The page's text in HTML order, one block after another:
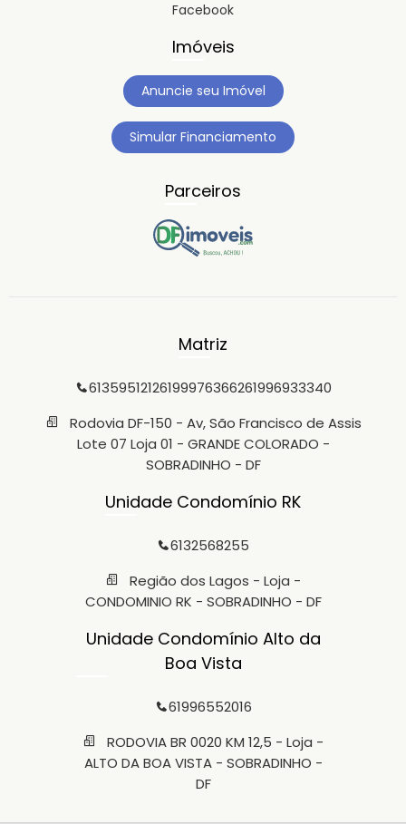
Facebook
Imóveis
Anuncie seu Imóvel
Simular Financiamento
Parceiros
Matriz
61359512126199976366261996933340
Rodovia DF-150 - Av, São Francisco de Assis
Lote 07 Loja 01 - GRANDE COLORADO -
SOBRADINHO - DF
Unidade Condomínio RK
6132568255
Região dos Lagos - Loja -
CONDOMINIO RK - SOBRADINHO - DF
Unidade Condomínio Alto da
Boa Vista
61996552016
RODOVIA BR 0020 KM 12,5 - Loja -
ALTO DA BOA VISTA - SOBRADINHO -
DF